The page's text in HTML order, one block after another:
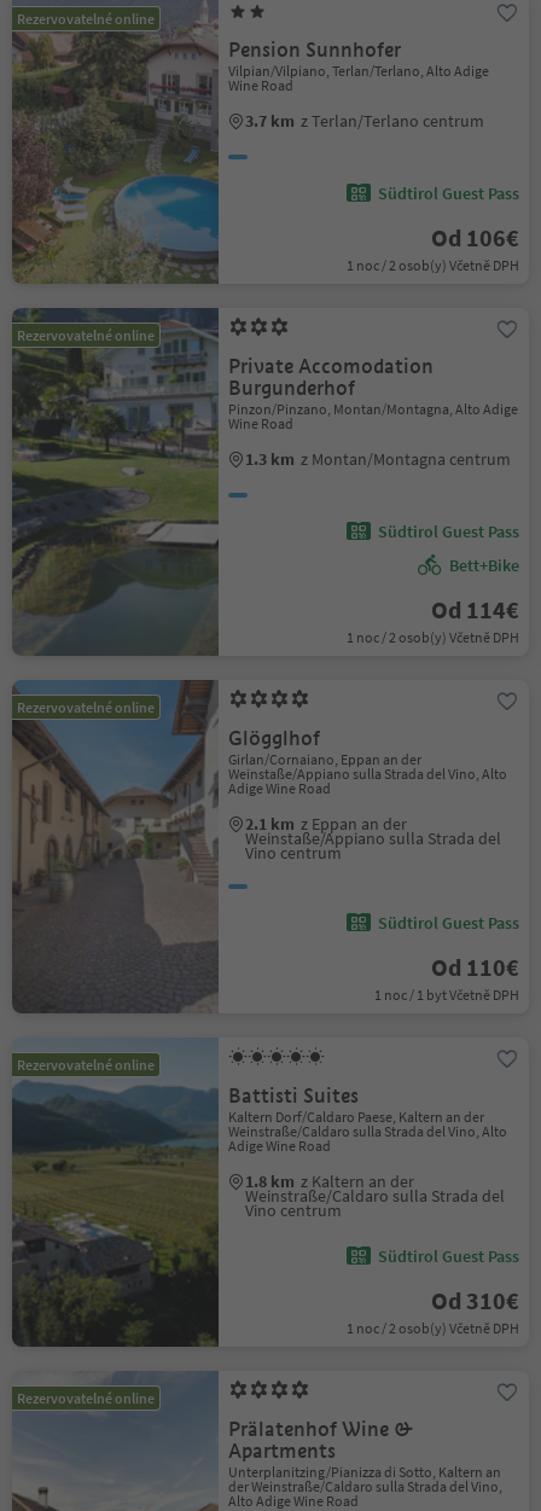
Rezervovatelné online
Pension Sunnhofer
Vilpian/Vilpiano, Terlan/Terlano, Alto Adige
Wine Road
3.7 km z Terlan/Terlano centrum
Südtirol Guest Pass
Od 106€
1 noc / 2 osob(y) Včetně DPH
Rezervovatelné online
Private Accomodation
Burgunderhof
Pinzon/Pinzano, Montan/Montagna, Alto Adige
Wine Road
1.3 km z Montan/Montagna centrum
Südtirol Guest Pass
Bett+Bike
Od 114€
1 noc / 2 osob(y) Včetně DPH
Rezervovatelné online
Glögglhof
Girlan/Cornaiano, Eppan an der
Weinstaße/Appiano sulla Strada del Vino, Alto
Adige Wine Road
2.1 km z Eppan an der
Weinstaße/Appiano sulla Strada del
Vino centrum
Südtirol Guest Pass
Od 110€
1 noc / 1 byt Včetně DPH
Rezervovatelné online
Battisti Suites
Kaltern Dorf/Caldaro Paese, Kaltern an der
Weinstraße/Caldaro sulla Strada del Vino, Alto
Adige Wine Road
1.8 km z Kaltern an der
Weinstraße/Caldaro sulla Strada del
Vino centrum
Südtirol Guest Pass
Od 310€
1 noc / 2 osob(y) Včetně DPH
Rezervovatelné online
Prälatenhof Wine &
Apartments
Unterplanitzing/Pianizza di Sotto, Kaltern an
der Weinstraße/Caldaro sulla Strada del Vino,
Alto Adige Wine Road